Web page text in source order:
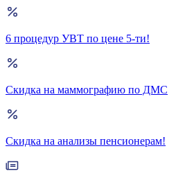
6 процедур УВТ по цене 5-ти!
Скидка на маммографию по ДМС
Скидка на анализы пенсионерам!